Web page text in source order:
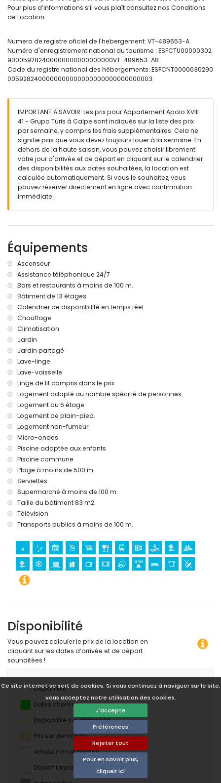
Ce site internet se sert de cookies. Si vous continuez à naviguer sur le site,
vous acceptez notre utilisation des cookies.
J'accepte
Préférences
Rejeter tout
Pour en savoir plus,
cliquez ici
Informations utiles:
🚭 Hébergement non-fumeur et sans animaux.
🌐 Cet hébergement ne dispose pas de connexion Internet.
📞 Service téléphonique d’urgence 24h/24.
🔐 Logement officiellement enregistré.
Pour plus d’informations s’il vous plaît consultez nos Conditions
de Location.
Numero de registre oficiel de l'hebergement: VT-489653-A
Numéro d'enregistrement national du tourisme : ESFCTU00000302
900059282400000000000000000VT-489653-A8
Code du registre national des hébergements: ESFCNT0000030290
0059282400000000000000000000000000003
IMPORTANT À SAVOIR: Les prix pour Appartement Apolo XVIII
41 - Grupo Turis à Calpe sont indiqués sur la liste des prix
par semaine, y compris les frais supplémentaires. Cela ne
signifie pas que vous devez toujours louer à la semaine. En
dehors de la haute saison, vous pouvez choisir librement
votre jour d'arrivée et de départ en cliquant sur le calendrier
des disponibilités aux dates souhaitées, la location est
calculée automatiquement. Si vous le souhaitez, vous
pouvez réserver directement en ligne avec confirmation
immédiate.
Équipements
Ascenseur
Assistance téléphonique 24/7
Bars et restaurants à moins de 100 m.
Bâtiment de 13 étages
Calendrier de disponibilité en temps réel
Chauffage
Climatisation
Jardin
Jardin partagé
Lave-linge
Lave-vaisselle
Linge de lit compris dans le prix
Logement adapté au nombre spécifié de personnes.
Logement au 6 étage
Logement de plain-pied.
Logement non-fumeur
Micro-ondes
Piscine adaptée aux enfants
Piscine commune
Plage à moins de 500 m.
Serviettes
Supermarché à moins de 100 m.
Taille du bâtiment 83 m2.
Télévision
Transports publics à moins de 100 m.
Disponibilité
Vous pouvez calculer le prix de la location en
cliquant sur les dates d’arrivée et de départ
souhaitées !
Disponible
Dates choisies
Disponible sur demande
Prix ​​sur demande
Arrivée non autorisée
Départ interdit